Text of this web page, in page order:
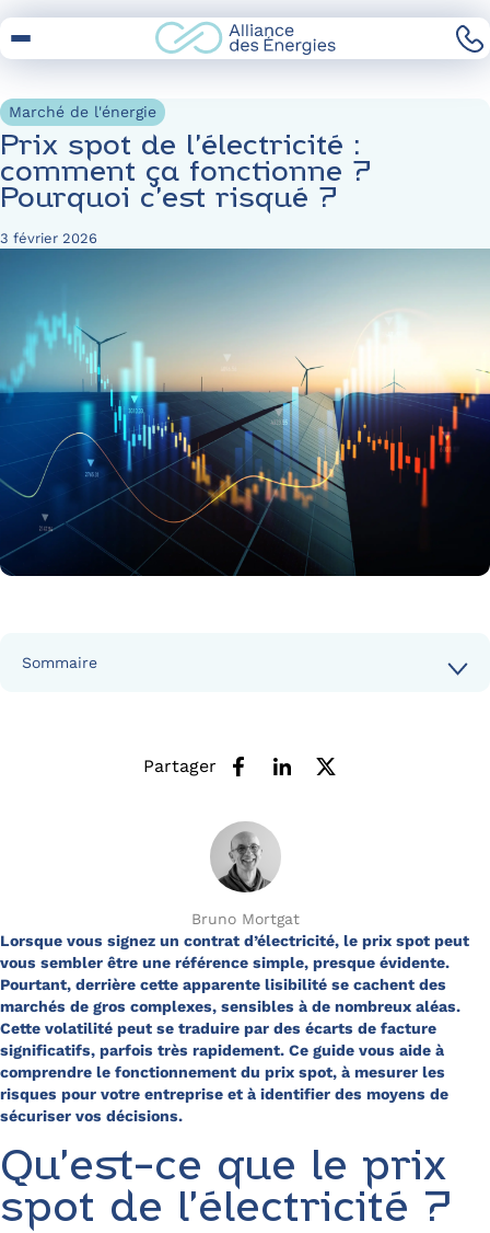
to
Marché de l'énergie
Prix spot de l’électricité :
comment ça fonctionne ?
Pourquoi c’est risqué ?
3 février 2026
Sommaire
Partager
Bruno Mortgat
Lorsque vous signez un contrat d’électricité, le prix spot peut
vous sembler être une référence simple, presque évidente.
Pourtant, derrière cette apparente lisibilité se cachent des
marchés de gros complexes, sensibles à de nombreux aléas.
Cette volatilité peut se traduire par des écarts de facture
significatifs, parfois très rapidement. Ce guide vous aide à
comprendre le fonctionnement du prix spot, à mesurer les
risques pour votre entreprise et à identifier des moyens de
sécuriser vos décisions.
Qu’est-ce que le prix
spot de l’électricité ?